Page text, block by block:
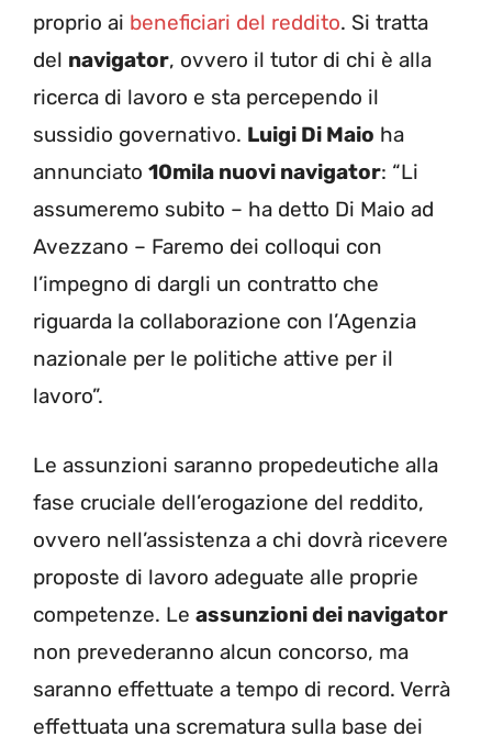
proprio ai beneficiari del reddito. Si tratta
del navigator, ovvero il tutor di chi è alla
ricerca di lavoro e sta percependo il
sussidio governativo. Luigi Di Maio ha
annunciato 10mila nuovi navigator: “Li
assumeremo subito – ha detto Di Maio ad
Avezzano – Faremo dei colloqui con
l’impegno di dargli un contratto che
riguarda la collaborazione con l’Agenzia
nazionale per le politiche attive per il
lavoro”.
Le assunzioni saranno propedeutiche alla
fase cruciale dell’erogazione del reddito,
ovvero nell’assistenza a chi dovrà ricevere
proposte di lavoro adeguate alle proprie
competenze. Le assunzioni dei navigator
non prevederanno alcun concorso, ma
saranno effettuate a tempo di record. Verrà
effettuata una scrematura sulla base dei